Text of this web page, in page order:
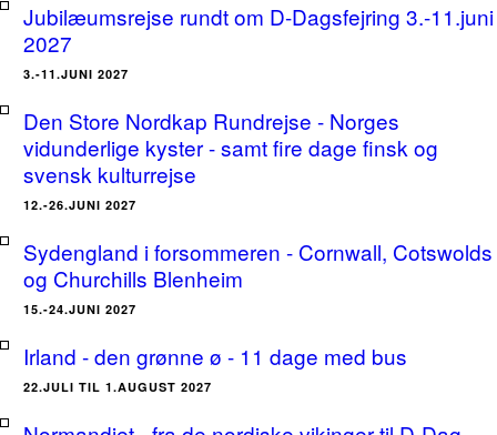
Jubilæumsrejse rundt om D-Dagsfejring 3.-11.juni
2027
3.-11.JUNI 2027
Den Store Nordkap Rundrejse - Norges
vidunderlige kyster - samt fire dage finsk og
svensk kulturrejse
12.-26.JUNI 2027
Sydengland i forsommeren - Cornwall, Cotswolds
og Churchills Blenheim
15.-24.JUNI 2027
Irland - den grønne ø - 11 dage med bus
22.JULI TIL 1.AUGUST 2027